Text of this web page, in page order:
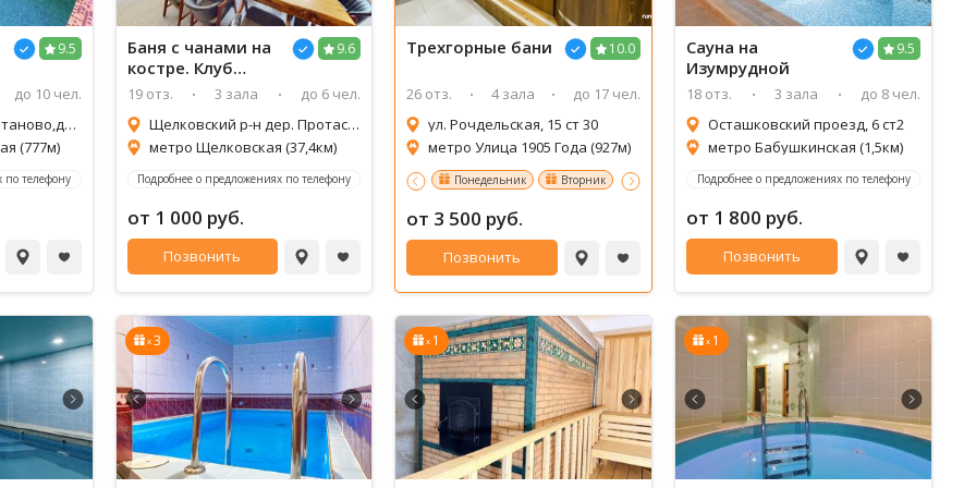
9.5
до 10 чел.
Мкр Северное Чертаново,дом 4,корпус 407
(777м)
по телефону
9.6
Баня с чанами на
костре. Клуб
Барин
19 отз. 3 зала
до 6 чел.
Щелковский р-н дер. Протасово, ул. Весенняя д. 2, д. 4
метро Щелковская (37,4км)
Подробнее о предложениях по телефону
от 1 000 руб.
Позвонить
10.0
Трехгорные бани
26 отз. 4 зала
до 17 чел.
ул. Рочдельская, 15 ст 30
метро Улица 1905 Года (927м)
Понедельник Вторник Среда и Четверг Именинникам скидка 20% на аренду
от 3 500 руб.
Позвонить
9.5
Сауна на
Изумрудной
18 отз. 3 зала
до 8 чел.
​Осташковский проезд, 6 ст2
метро Бабушкинская (1,5км)
Подробнее о предложениях по телефону
от 1 800 руб.
Позвонить
x 3 x 1 x 1